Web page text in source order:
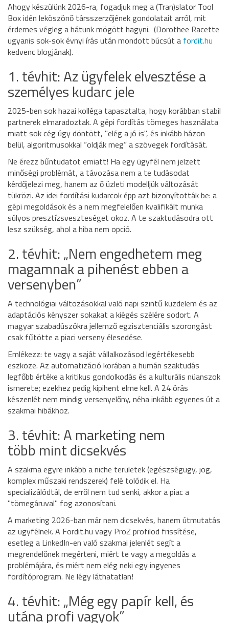
Ahogy készülünk 2026-ra, fogadjuk meg a (Tran)slator Tool
Box idén leköszönő társszerzőjének gondolatait arról, mit
érdemes végleg a hátunk mögött hagyni. (Dorothee Racette
ugyanis sok-sok évnyi írás után mondott búcsút a fordit.hu
kedvenc blogjának).
1. tévhit: Az ügyfelek elvesztése a
személyes kudarc jele
2025-ben sok hazai kolléga tapasztalta, hogy korábban stabil
partnerek elmaradoztak. A gépi fordítás tömeges használata
miatt sok cég úgy döntött, "elég a jó is", és inkább házon
belül, algoritmusokkal “oldják meg” a szövegek fordítását.
Ne érezz bűntudatot emiatt! Ha egy ügyfél nem jelzett
minőségi problémát, a távozása nem a te tudásodat
kérdőjelezi meg, hanem az ő üzleti modelljük változását
tükrözi. Az idei fordítási kudarcok épp azt bizonyították be: a
gépi megoldások és a nem megfelelően kvalifikált munka
súlyos presztízsveszteséget okoz. A te szaktudásodra ott
lesz szükség, ahol a hiba nem opció.
2. tévhit: „Nem engedhetem meg
magamnak a pihenést ebben a
versenyben”
A technológiai változásokkal való napi szintű küzdelem és az
adaptációs kényszer sokakat a kiégés szélére sodort. A
magyar szabadúszókra jellemző egzisztenciális szorongást
csak fűtötte a piaci verseny élesedése.
Emlékezz: te vagy a saját vállalkozásod legértékesebb
eszköze. Az automatizáció korában a humán szaktudás
legfőbb értéke a kritikus gondolkodás és a kulturális nüanszok
ismerete; ezekhez pedig kipihent elme kell. A 24 órás
készenlét nem mindig versenyelőny, néha inkább egyenes út a
szakmai hibákhoz.
3. tévhit: A marketing nem
több mint dicsekvés
A szakma egyre inkább a niche területek (egészségügy, jog,
komplex műszaki rendszerek) felé tolódik el. Ha
specializálódtál, de erről nem tud senki, akkor a piac a
"tömegáruval" fog azonosítani.
A marketing 2026-ban már nem dicsekvés, hanem útmutatás
az ügyfélnek. A Fordit.hu vagy ProZ profilod frissítése,
esetleg a LinkedIn-en való szakmai jelenlét segít a
megrendelőnek megérteni, miért te vagy a megoldás a
problémájára, és miért nem elég neki egy ingyenes
fordítóprogram. Ne légy láthatatlan!
4. tévhit: „Még egy papír kell, és
utána profi vagyok”